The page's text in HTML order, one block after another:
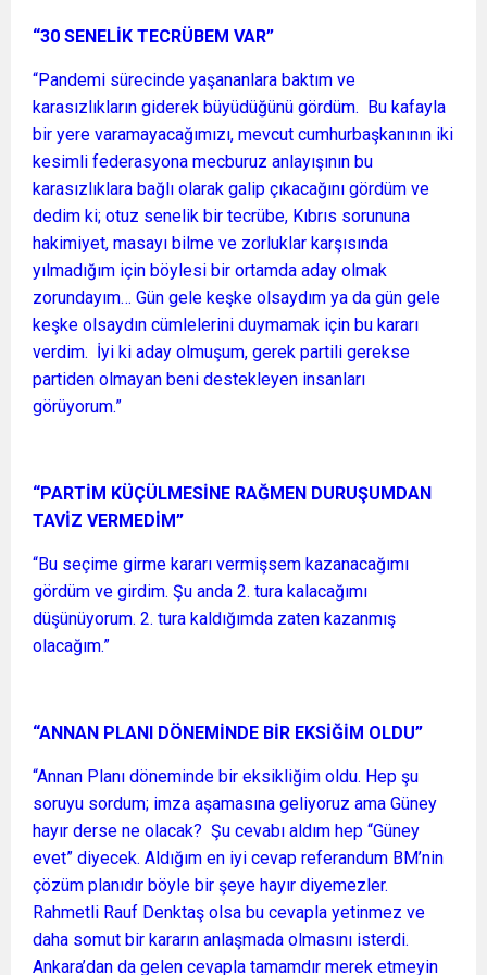
“30 SENELİK TECRÜBEM VAR”
“Pandemi sürecinde yaşananlara baktım ve
karasızlıkların giderek büyüdüğünü gördüm. Bu kafayla
bir yere varamayacağımızı, mevcut cumhurbaşkanının iki
kesimli federasyona mecburuz anlayışının bu
karasızlıklara bağlı olarak galip çıkacağını gördüm ve
dedim ki; otuz senelik bir tecrübe, Kıbrıs sorununa
hakimiyet, masayı bilme ve zorluklar karşısında
yılmadığım için böylesi bir ortamda aday olmak
zorundayım… Gün gele keşke olsaydım ya da gün gele
keşke olsaydın cümlelerini duymamak için bu kararı
verdim. İyi ki aday olmuşum, gerek partili gerekse
partiden olmayan beni destekleyen insanları
görüyorum.”
“PARTİM KÜÇÜLMESİNE RAĞMEN DURUŞUMDAN
TAVİZ VERMEDİM”
“Bu seçime girme kararı vermişsem kazanacağımı
gördüm ve girdim. Şu anda 2. tura kalacağımı
düşünüyorum. 2. tura kaldığımda zaten kazanmış
olacağım.”
“ANNAN PLANI DÖNEMİNDE BİR EKSİĞİM OLDU”
“Annan Planı döneminde bir eksikliğim oldu. Hep şu
soruyu sordum; imza aşamasına geliyoruz ama Güney
hayır derse ne olacak? Şu cevabı aldım hep “Güney
evet” diyecek. Aldığım en iyi cevap referandum BM’nin
çözüm planıdır böyle bir şeye hayır diyemezler.
Rahmetli Rauf Denktaş olsa bu cevapla yetinmez ve
daha somut bir kararın anlaşmada olmasını isterdi.
Ankara’dan da gelen cevapla tamamdır merek etmeyin